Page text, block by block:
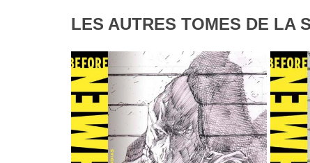
LES AUTRES TOMES DE LA